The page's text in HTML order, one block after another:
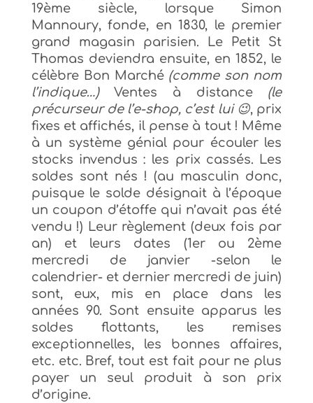
19ème siècle, lorsque Simon
Mannoury, fonde, en 1830, le premier
grand magasin parisien. Le Petit St
Thomas deviendra ensuite, en 1852, le
célèbre Bon Marché (comme son nom
l’indique…)Ventes à distance (le
précurseur de l’e-shop, c’est lui 😉, prix
fixes et affichés, il pense à tout ! Même
à un système génial pour écouler les
stocks invendus : les prix cassés. Les
soldes sont nés ! (au masculin donc,
puisque le solde désignait à l’époque
un coupon d’étoffe qui n’avait pas été
vendu !) Leur règlement (deux fois par
an) et leurs dates (1er ou 2ème
mercredi de janvier -selon le
calendrier- et dernier mercredi de juin)
sont, eux, mis en place dans les
années 90. Sont ensuite apparus les
soldes flottants, les remises
exceptionnelles, les bonnes affaires,
etc. etc. Bref, tout est fait pour ne plus
payer un seul produit à son prix
d’origine.